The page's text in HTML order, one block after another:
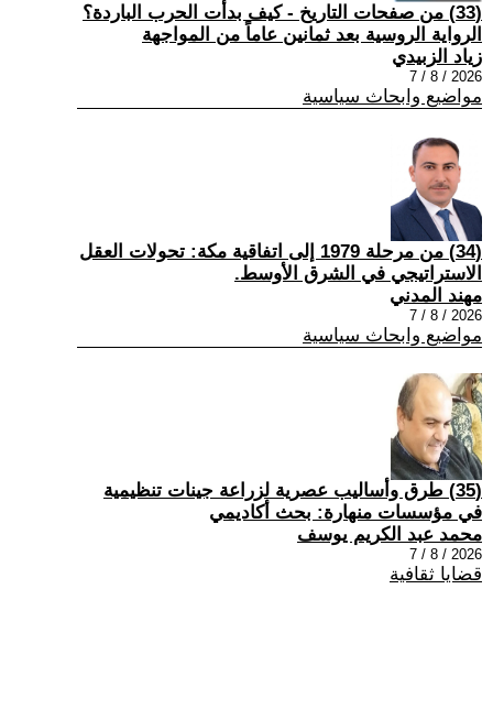
(33) من صفحات التاريخ - كيف بدأت الحرب الباردة؟
الرواية الروسية بعد ثمانين عاماً من المواجهة
زياد الزبيدي
2026 / 8 / 7
مواضيع وابحاث سياسية
(34) من مرحلة 1979 إلى اتفاقية مكة: تحولات العقل
الاستراتيجي في الشرق الأوسط.
مهند المدني
2026 / 8 / 7
مواضيع وابحاث سياسية
(35) طرق وأساليب عصرية لزراعة جينات تنظيمية
في مؤسسات منهارة: بحث أكاديمي
محمد عبد الكريم يوسف
2026 / 8 / 7
قضايا ثقافية